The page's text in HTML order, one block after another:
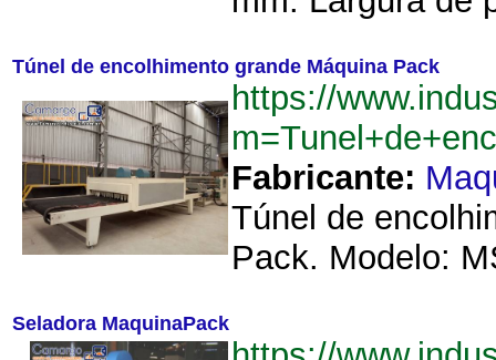
Túnel de encolhimento grande Máquina Pack
https://
Fabricante:
Túnel de
Pack. Modelo:
Seladora MaquinaPack